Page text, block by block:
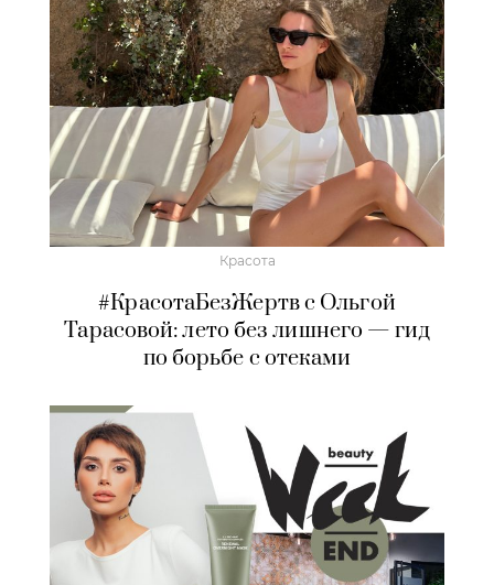
Красота
#КрасотаБезЖертв с Ольгой
Тарасовой: лето без лишнего — гид
по борьбе с отеками